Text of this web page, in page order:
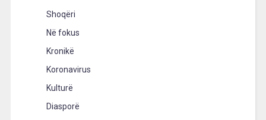
Shoqëri
Në fokus
Kronikë
Koronavirus
Kulturë
Diasporë